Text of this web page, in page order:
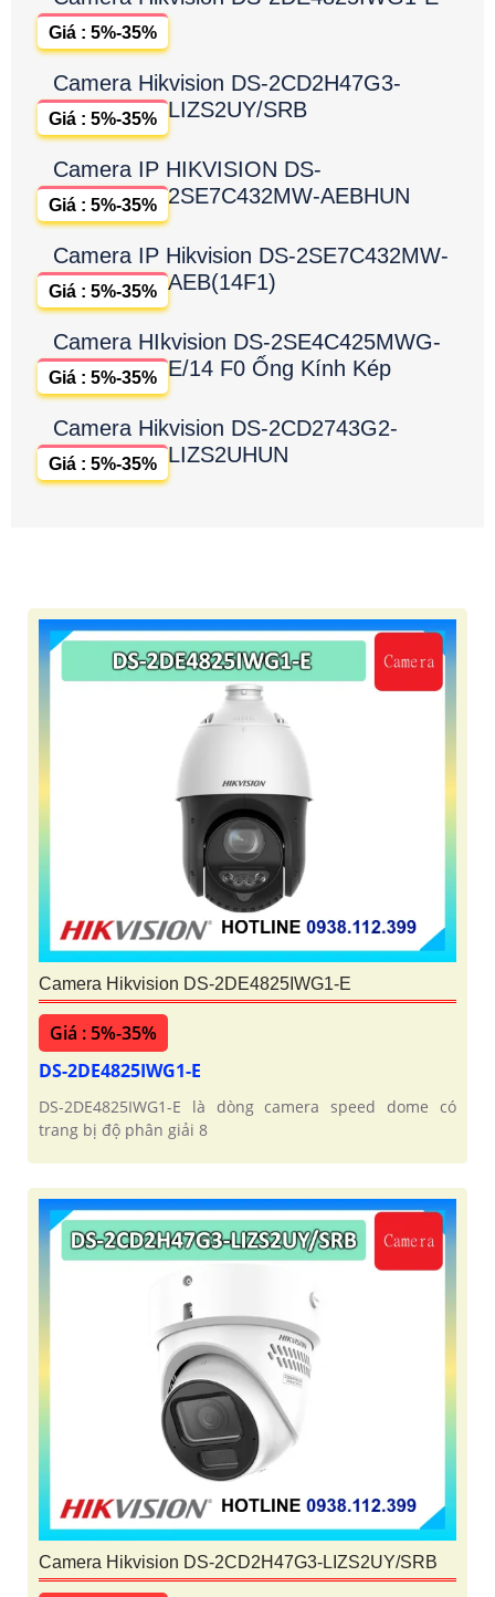
Giá : 5%-35%
Camera Hikvision DS-2CD2H47G3-
LIZS2UY/SRB
Giá : 5%-35%
Camera IP HIKVISION DS-
2SE7C432MW-AEBHUN
Giá : 5%-35%
Camera IP Hikvision DS-2SE7C432MW-
AEB(14F1)
Giá : 5%-35%
Camera HIkvision DS-2SE4C425MWG-
E/14 F0 Ống Kính Kép
Giá : 5%-35%
Camera Hikvision DS-2CD2743G2-
LIZS2UHUN
Giá : 5%-35%
Camera Hikvision DS-2DE4825IWG1-E
Giá : 5%-35%
DS-2DE4825IWG1-E
DS-2DE4825IWG1-E là dòng camera speed dome có
trang bị độ phân giải 8
Camera Hikvision DS-2CD2H47G3-LIZS2UY/SRB